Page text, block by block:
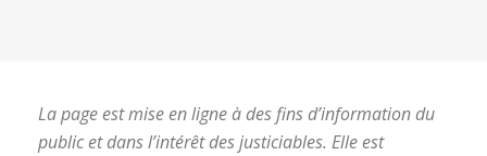
La page est mise en ligne à des fins d’information du
public et dans l’intérêt des justiciables. Elle est